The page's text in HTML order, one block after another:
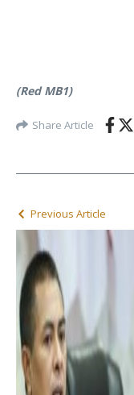
(Red MB1)
Share Article
Previous Article